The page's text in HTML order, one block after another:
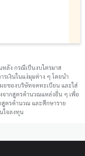
ลัง กรณีเป็นงบไตรมาส
เงินในแง่มุมต่าง ๆ โดยนำ
ผยของบริษัทจดทะเบียน และใส่
ากสูตรคำนวณแหล่งอื่น ๆ เพื่อ
สูตรคำนวณ และศึกษาราย
ใจลงทุน